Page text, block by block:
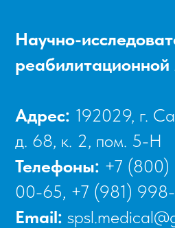
Научно-
Адрес: 192029, г.
д. 68, к. 2, пом. 5-Н
Телефоны: +7 (800)
00-65, +7 (981)
Email: